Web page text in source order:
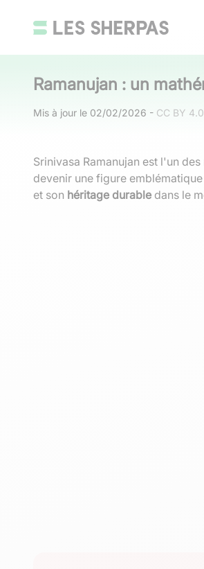
Ramanujan : un
Mis à jour le 02/02/2026 - CC BY 4.0
Srinivasa Ramanujan est l'un
devenir une figure
et son héritage durable dans le